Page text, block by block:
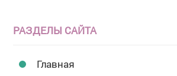
РАЗДЕЛЫ САЙТА
Главная